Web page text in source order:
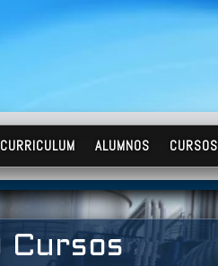
CURRICULUM ALUMNOS CURSOS
Cursos